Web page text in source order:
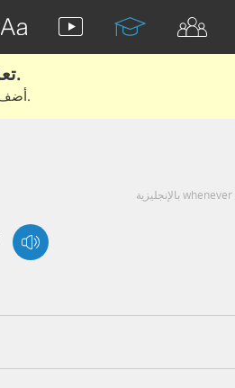
تعلم الإنجليزية الحقيقية من الأفلام والكتب.
أضف كلمات أو عبارات للتعلم والتدريب مع متعلمين آخرين.